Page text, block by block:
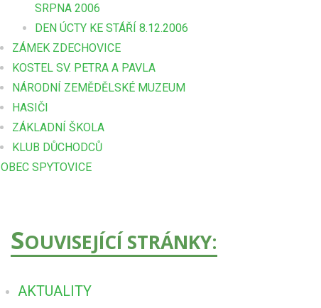
SRPNA 2006
DEN ÚCTY KE STÁŘÍ 8.12.2006
ZÁMEK ZDECHOVICE
KOSTEL SV. PETRA A PAVLA
NÁRODNÍ ZEMĚDĚLSKÉ MUZEUM
HASIČI
ZÁKLADNÍ ŠKOLA
KLUB DŮCHODCŮ
OBEC SPYTOVICE
SOUVISEJÍCÍ STRÁNKY:
AKTUALITY